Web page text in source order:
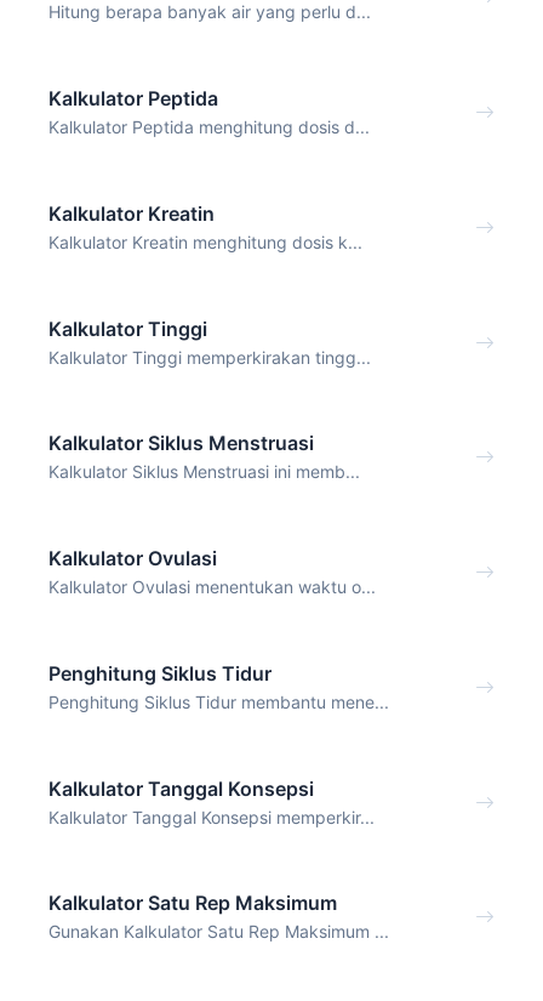
Hitung berapa banyak air yang perlu d...
Kalkulator Peptida
Kalkulator Peptida menghitung dosis d...
Kalkulator Kreatin
Kalkulator Kreatin menghitung dosis k...
Kalkulator Tinggi
Kalkulator Tinggi memperkirakan tingg...
Kalkulator Siklus Menstruasi
Kalkulator Siklus Menstruasi ini memb...
Kalkulator Ovulasi
Kalkulator Ovulasi menentukan waktu o...
Penghitung Siklus Tidur
Penghitung Siklus Tidur membantu mene...
Kalkulator Tanggal Konsepsi
Kalkulator Tanggal Konsepsi memperkir...
Kalkulator Satu Rep Maksimum
Gunakan Kalkulator Satu Rep Maksimum ...